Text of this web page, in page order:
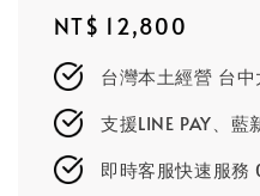
Regular
price
NT$ 12,800
台灣本土經營 台
支援LINE PAY、
即時客服快速服